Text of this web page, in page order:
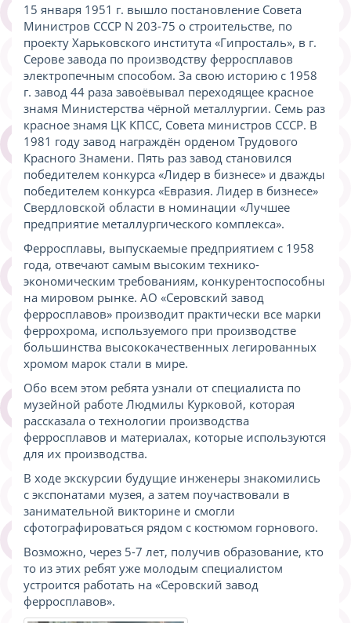
15 января 1951 г. вышло постановление Совета
Министров СССР N 203-75 о строительстве, по
проекту Харьковского института «Гипросталь», в г.
Серове завода по производству ферросплавов
электропечным способом. За свою историю с 1958
г. завод 44 раза завоёвывал переходящее красное
знамя Министерства чёрной металлургии. Семь раз
красное знамя ЦК КПСС, Совета министров СССР. В
1981 году завод награждён орденом Трудового
Красного Знамени. Пять раз завод становился
победителем конкурса «Лидер в бизнесе» и дважды
победителем конкурса «Евразия. Лидер в бизнесе»
Свердловской области в номинации «Лучшее
предприятие металлургического комплекса».
Ферросплавы, выпускаемые предприятием с 1958
года, отвечают самым высоким технико-
экономическим требованиям, конкурентоспособны
на мировом рынке. АО «Серовский завод
ферросплавов» производит практически все марки
феррохрома, используемого при производстве
большинства высококачественных легированных
хромом марок стали в мире.
Обо всем этом ребята узнали от специалиста по
музейной работе Людмилы Курковой, которая
рассказала о технологии производства
ферросплавов и материалах, которые используются
для их производства.
В ходе экскурсии будущие инженеры знакомились
с экспонатами музея, а затем поучаствовали в
занимательной викторине и смогли
сфотографироваться рядом с костюмом горнового.
Возможно, через 5-7 лет, получив образование, кто
то из этих ребят уже молодым специалистом
устроится работать на «Серовский завод
ферросплавов».